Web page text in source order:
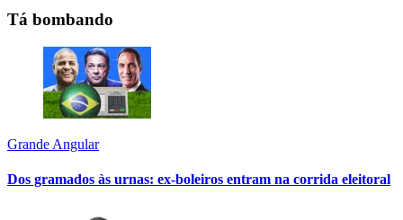
Tá bombando
Grande Angular
Dos gramados às urnas: ex-boleiros entram na corrida eleitoral